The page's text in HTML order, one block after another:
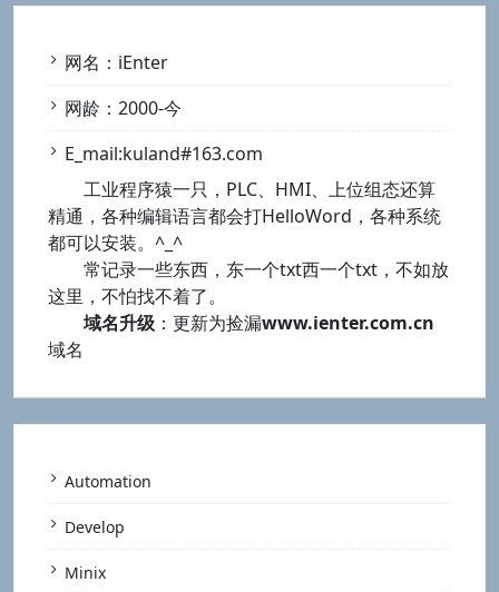
网名：iEnter
网龄：2000-今
E_mail:kuland#163.com
工业程序猿一只，PLC、HMI、上位组态还算
精通，各种编辑语言都会打HelloWord，各种系统
都可以安装。^_^
常记录一些东西，东一个txt西一个txt，不如放
这里，不怕找不着了。
域名升级 ：更新为捡漏www.ienter.com.cn
域名
Automation
Develop
Minix